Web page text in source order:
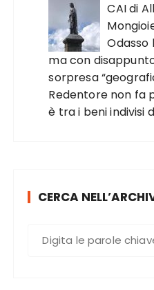
CAI di
Odasso
ma con
sorpresa
Redentore non fa
è tra i beni indivisi
CERCA